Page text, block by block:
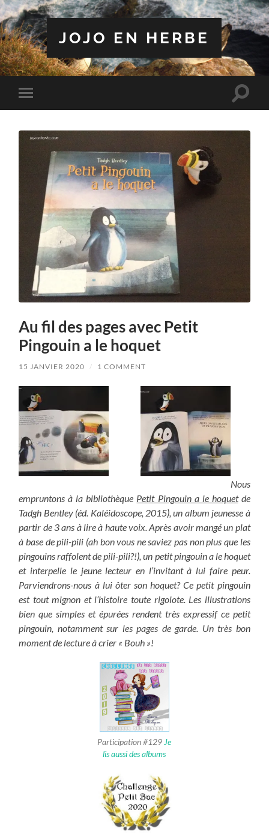
JOJO EN HERBE
Toggle
mobile
Toggle
Au fil des pages avec Petit
Pingouin a le hoquet
15 JANVIER 2020 / 1 COMMENT
Nous
empruntons à la bibliothèque Petit Pingouin a le hoquetde
Tadgh Bentley (éd. Kaléidoscope, 2015), un album jeunesse à
partir de 3 ans à lire à haute voix. Après avoir mangé un plat
à base de pili-pili (ah bon vous ne saviez pas non plus que les
pingouins raffolent de pili-pili?!), un petit pingouin a le hoquet
et interpelle le jeune lecteur en l’invitant à lui faire peur.
Parviendrons-nous à lui ôter son hoquet? Ce petit pingouin
est tout mignon et l’histoire toute rigolote. Les illustrations
bien que simples et épurées rendent très expressif ce petit
pingouin, notamment sur les pages de garde. Un très bon
moment de lecture à crier « Bouh »!
Participation #129 Je
lis aussi des albums